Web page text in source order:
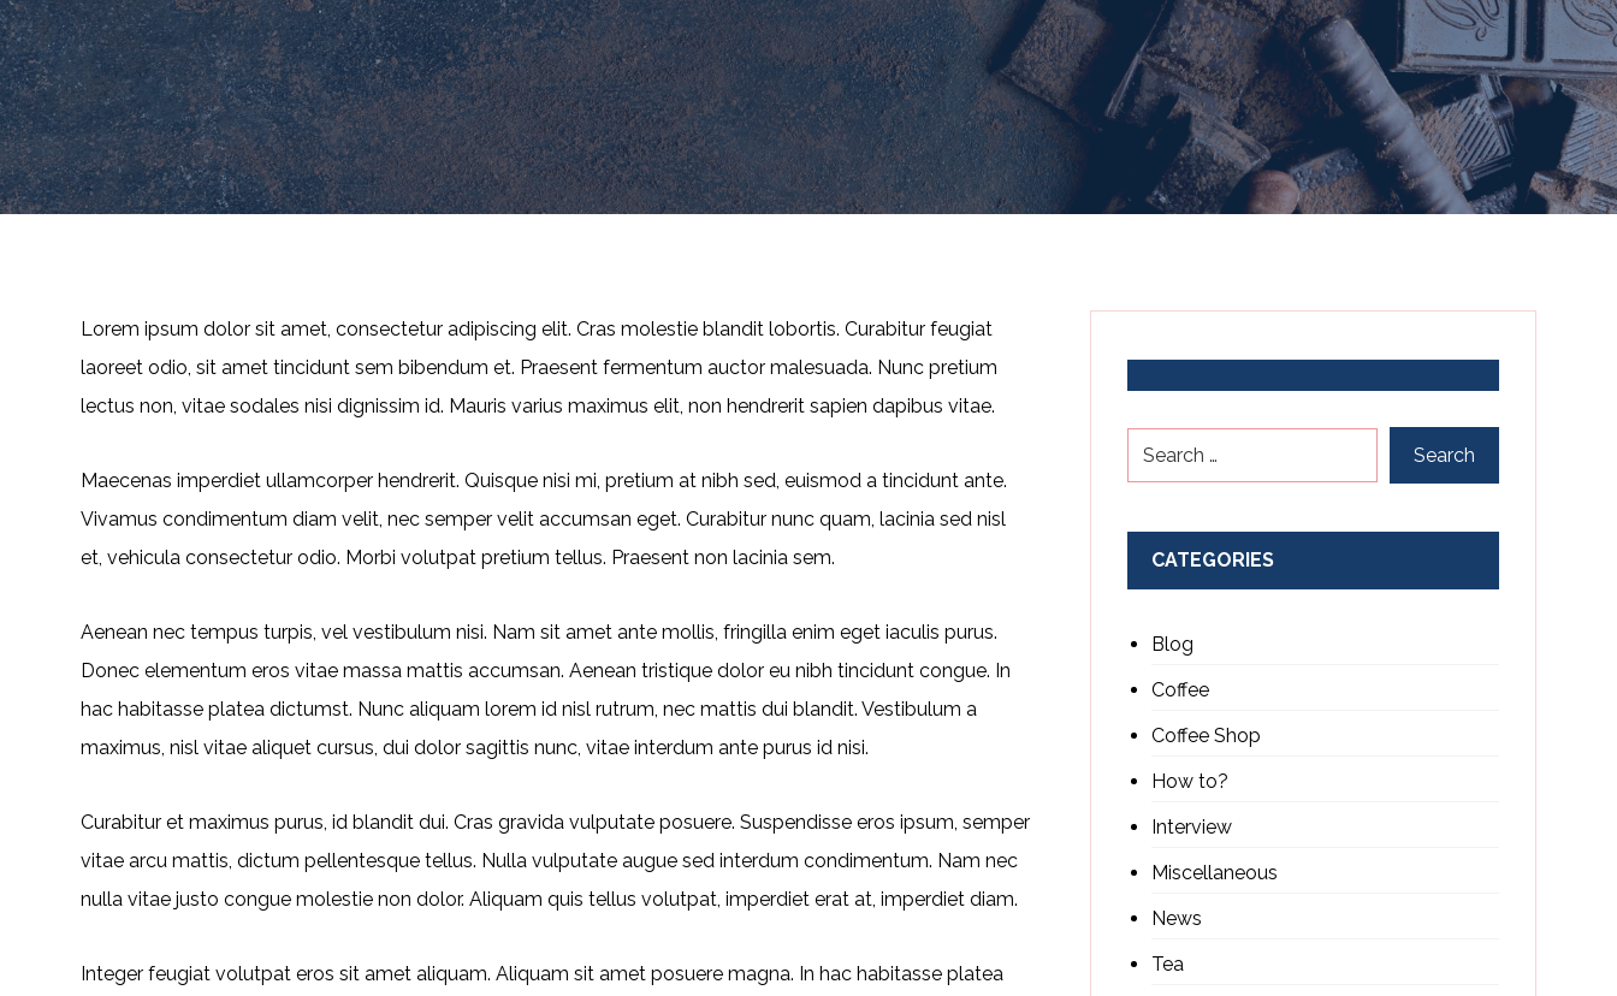
Lorem ipsum dolor sit amet, consectetur adipiscing elit. Cras molestie blandit lobortis. Curabitur feugiat
laoreet odio, sit amet tincidunt sem bibendum et. Praesent fermentum auctor malesuada. Nunc pretium
lectus non, vitae sodales nisi dignissim id. Mauris varius maximus elit, non hendrerit sapien dapibus vitae.
Maecenas imperdiet ullamcorper hendrerit. Quisque nisi mi, pretium at nibh sed, euismod a tincidunt ante.
Vivamus condimentum diam velit, nec semper velit accumsan eget. Curabitur nunc quam, lacinia sed nisl
et, vehicula consectetur odio. Morbi volutpat pretium tellus. Praesent non lacinia sem.
Aenean nec tempus turpis, vel vestibulum nisi. Nam sit amet ante mollis, fringilla enim eget iaculis purus.
Donec elementum eros vitae massa mattis accumsan. Aenean tristique dolor eu nibh tincidunt congue. In
hac habitasse platea dictumst. Nunc aliquam lorem id nisl rutrum, nec mattis dui blandit. Vestibulum a
maximus, nisl vitae aliquet cursus, dui dolor sagittis nunc, vitae interdum ante purus id nisi.
Curabitur et maximus purus, id blandit dui. Cras gravida vulputate posuere. Suspendisse eros ipsum, semper
vitae arcu mattis, dictum pellentesque tellus. Nulla vulputate augue sed interdum condimentum. Nam nec
nulla vitae justo congue molestie non dolor. Aliquam quis tellus volutpat, imperdiet erat at, imperdiet diam.
Integer feugiat volutpat eros sit amet aliquam. Aliquam sit amet posuere magna. In hac habitasse platea
CATEGORIES
Blog
Coffee
Coffee Shop
How to?
Interview
Miscellaneous
News
Tea